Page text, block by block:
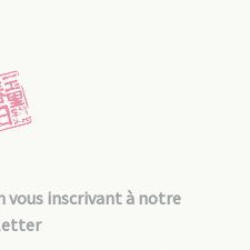
vous inscrivant à notre